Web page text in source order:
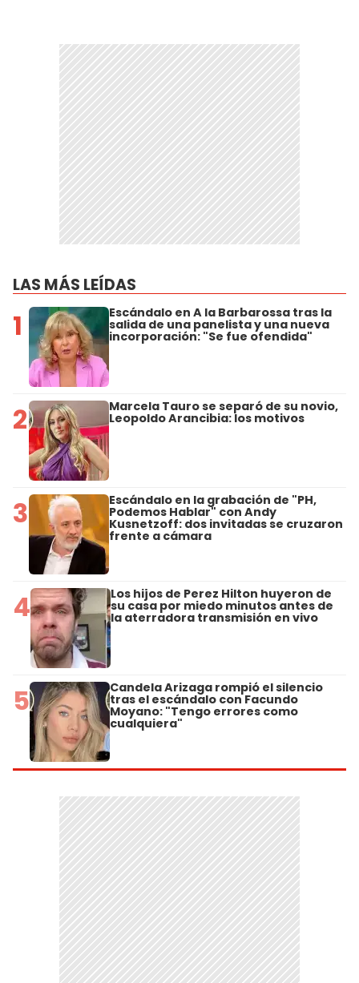
LAS MÁS LEÍDAS
1 Escándalo en A la Barbarossa tras la
salida de una panelista y una nueva
incorporación: "Se fue ofendida"
2 Marcela Tauro se separó de su novio,
Leopoldo Arancibia: los motivos
3 Escándalo en la grabación de "PH,
Podemos Hablar" con Andy
Kusnetzoff: dos invitadas se cruzaron
frente a cámara
4 Los hijos de Perez Hilton huyeron de
su casa por miedo minutos antes de
la aterradora transmisión en vivo
5 Candela Arizaga rompió el silencio
tras el escándalo con Facundo
Moyano: "Tengo errores como
cualquiera"